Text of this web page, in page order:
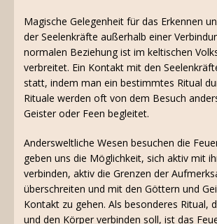
Magische Gelegenheit für das Erkennen
der Seelenkräfte außerhalb einer
normalen Beziehung ist im keltischen
verbreitet. Ein Kontakt mit den
statt, indem man ein bestimmtes Ritual
Rituale werden oft von dem Besuch
Geister oder Feen begleitet.
Andersweltliche Wesen besuchen die
geben uns die Möglichkeit, sich aktiv mit
verbinden, aktiv die Grenzen der
überschreiten und mit den Göttern und
Kontakt zu gehen. Als besonderes Ritual,
und den Körper verbinden soll, ist das